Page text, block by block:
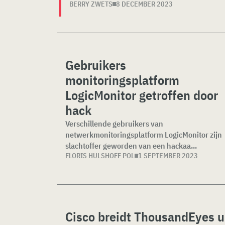
BERRY ZWETS 8 DECEMBER 2023
Gebruikers
monitoringsplatform
LogicMonitor getroffen door
hack
Verschillende gebruikers van
netwerkmonitoringsplatform LogicMonitor zijn
slachtoffer geworden van een hackaa...
FLORIS HULSHOFF POL 1 SEPTEMBER 2023
Cisco breidt ThousandEyes